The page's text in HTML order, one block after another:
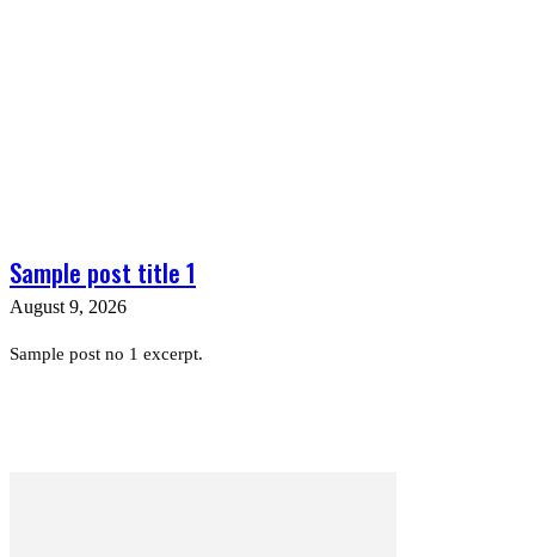
Sample post title 1
August 9, 2026
Sample post no 1 excerpt.